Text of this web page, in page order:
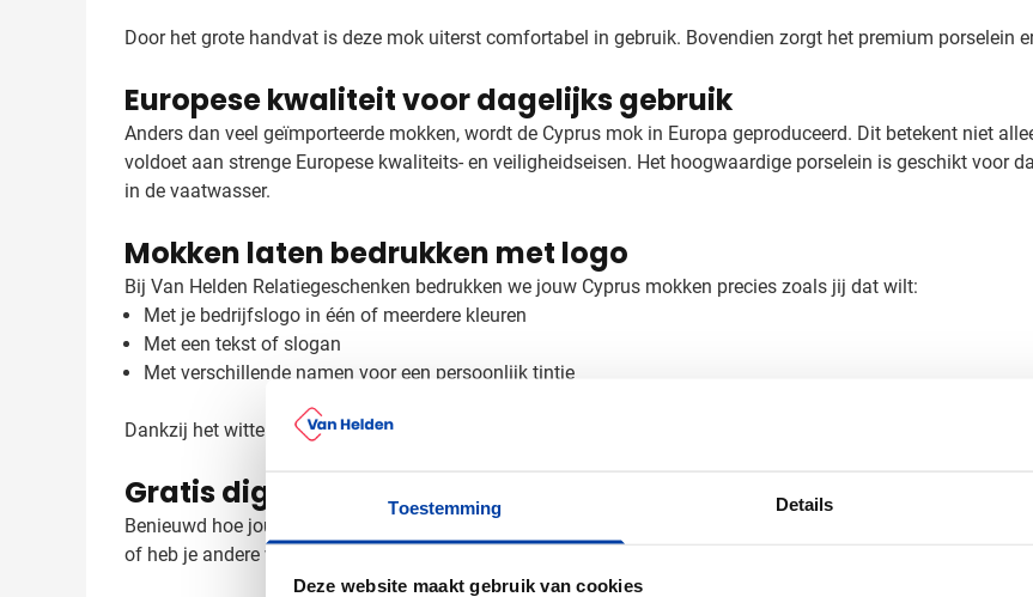
Toestemming Details
Deze website maakt gebruik van cookies
Door het grote handvat is deze mok uiterst comfortabel in gebruik. Bovendien zorgt het premium porselein
Europese kwaliteit voor dagelijks gebruik
Anders dan veel geïmporteerde mokken, wordt de Cyprus mok in Europa geproduceerd. Dit betekent niet
voldoet aan strenge Europese kwaliteits- en veiligheidseisen. Het hoogwaardige porselein is geschikt voor
in de vaatwasser.
Mokken laten bedrukken met logo
Bij Van Helden Relatiegeschenken bedrukken we jouw Cyprus mokken precies zoals jij dat wilt:
Met je bedrijfslogo in één of meerdere kleuren
Met een tekst of slogan
Met verschillende namen voor een persoonlijk tintje
Dankzij het witte porselein komt jouw bedrukking prachtig tot zijn recht. Zo is je bedrijf elke koffie- of
Gratis digitaal voorbeeld van je bedrukte mok
Benieuwd hoe jouw logo er op de Cyprus mok uitziet? Vraag een gratis digitaal voorbeeld aan en zie direct
of heb je andere wensen? Neem contact met ons op - onze specialisten denken graag met je mee over de